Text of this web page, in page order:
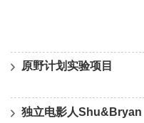
原野计划实验项目
独立电影人Shu&Bryan